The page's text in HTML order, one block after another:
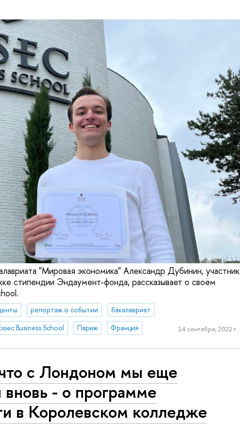
"Мировая экономика" Александр Дубинин, участник
стипендии Эндаумент-фонда, рассказывает о своём
репортаж о событии
бакалавриат
Business School Париж Франция 14 сентября, 2022 г.
с Лондоном мы еще
вновь - о программе
в Королевском колледже